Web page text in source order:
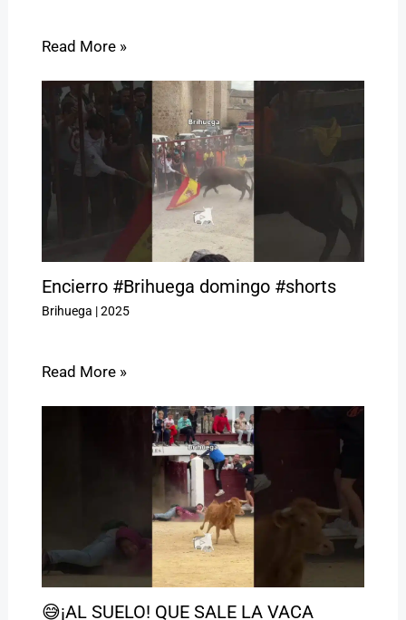
Read More »
Encierro #Brihuega domingo #shorts
Brihuega |2025
Read More »
😅¡AL SUELO! QUE SALE LA VACA